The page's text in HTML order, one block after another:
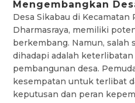
Mengembangkan
Desa Sikabau di
Dharmasraya, memiliki
berkembang. Namun, salah
dihadapi adalah keterlibatan
pembangunan desa.
kesempatan untuk terlibat
keputusan dan peran